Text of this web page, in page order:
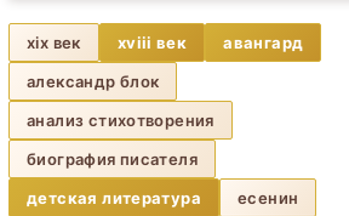
xix век xviii век
авангард
александр блок
анализ стихотворения
биография писателя
детская литература
есенин